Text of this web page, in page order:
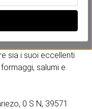
artigianalmente.
persona processi
a goccia in
sia i suoi eccellenti
salumi e
0 S N, 39571